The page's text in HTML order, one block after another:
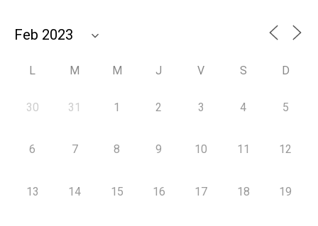
L M M J V S D
30 31 1 2 3 4 5
6 7 8 9 10 11 12
13 14 15 16 17 18 19